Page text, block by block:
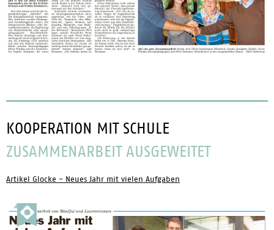
KOOPERATION MIT SCHULE
ZUSAMMENARBEIT AUSGEWEITET
Artikel Glocke - Neues Jahr mit vielen Aufgaben